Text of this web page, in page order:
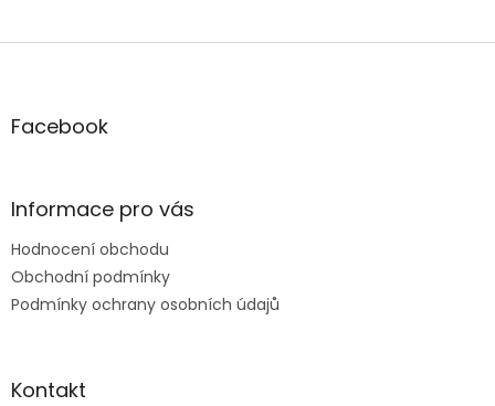
Z
aFacebook
Informace pro vás
Hodnocení obchodu
Obchodní podmínky
Podmínky ochrany osobních údajů
Kontakt